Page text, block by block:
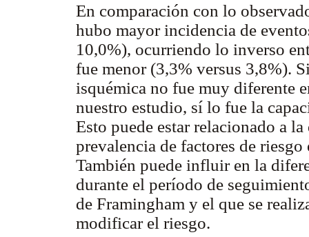
En comparación con lo
hubo mayor incidencia de
10,0%), ocurriendo lo inverso
fue menor (3,3% versus 3,8%).
isquémica no fue muy diferente
nuestro estudio, sí lo fue la
Esto puede estar relacionado a
prevalencia de factores de
También puede influir en la
durante el período de
de Framingham y el que se
modificar el riesgo.